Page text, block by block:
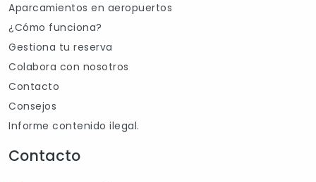
Aparcamientos en aeropuertos
¿Cómo funciona?
Gestiona tu reserva
Colabora con nosotros
Contacto
Consejos
Informe contenido ilegal.
Contacto